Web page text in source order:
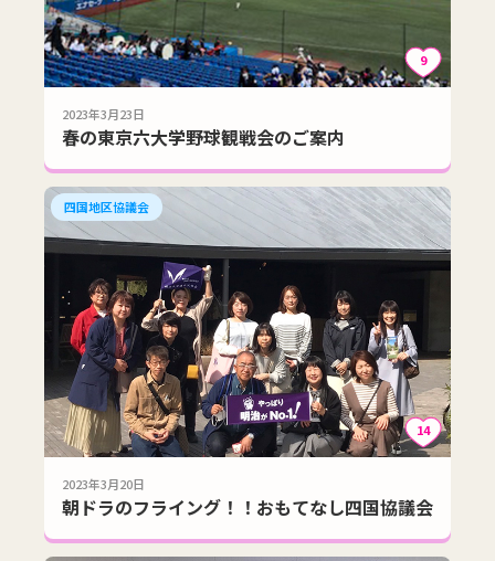
9
2023年3月23日
春の東京六大学野球観戦会のご案内
四国地区協議会
14
2023年3月20日
朝ドラのフライング！！おもてなし四国協議会